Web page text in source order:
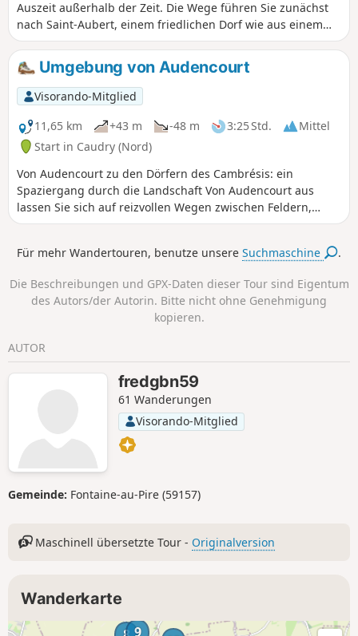
Auszeit außerhalb der Zeit. Die Wege führen Sie zunächst
nach Saint-Aubert, einem friedlichen Dorf wie aus einem
Bilderbuch, dessen Glockentürme den Horizont prägen. Die
Route führt weiter nach Villers-en-Cauchies mit seinen
ruhigen Gassen und seiner landwirtschaftlichen
Landschaft, die Ruhe ausstrahlt. Dann kommt Rieux-en-
Cambrésis, eingebettet inmitten von Feldern, wo sich
ländliche Geschichte und Dorfleben vermischen. Zwischen
idyllischen Passagen, Begegnungen mit dem lokalen
Kulturerbe und sanften Panoramen bietet dieser Ausflug
eine Konzentration von Charme und Authentizität, ideal, um
frische Luft zu schnappen und neue Energie zu tanken.
Umgebung von Audencourt
Visorando-Mitglied
11,65 km
+43 m -48 m 3:25 Std.
Mittel
Start in Caudry (Nord)
Von Audencourt zu den Dörfern des Cambrésis: ein
Spaziergang durch die Landschaft Von Audencourt aus
lassen Sie sich auf reizvollen Wegen zwischen Feldern,
Hecken und Höfen nach Caudry, Beaumont-en-Cambrésis,
Charme: das diskrete Treiben in Caudry, die idyllischen
von Troisvilles. Zwischen zwei Etappen entfaltet sich ein
lebendiges Panorama aus wechselnden Farben, ländlichen
Düften und Vogelgesang. Mehr als nur eine einfache
Wanderung, ist dies ein Ausflug, der Entdeckung, Erholung
Landschaft verbindet.
Für mehr Wandertouren, benutze unsereSuchmaschine .
Die Beschreibungen und GPX-Daten dieser Tour sind Eigentum
des Autors/der Autorin. Bitte nicht ohne Genehmigung
kopieren.
AUTOR
fredgbn59
61 Wanderungen
Visorando-Mitglied
Gemeinde: Fontaine-au-Pire (59157)
Maschinell übersetzte Tour - Originalversion
Wanderkarte
9